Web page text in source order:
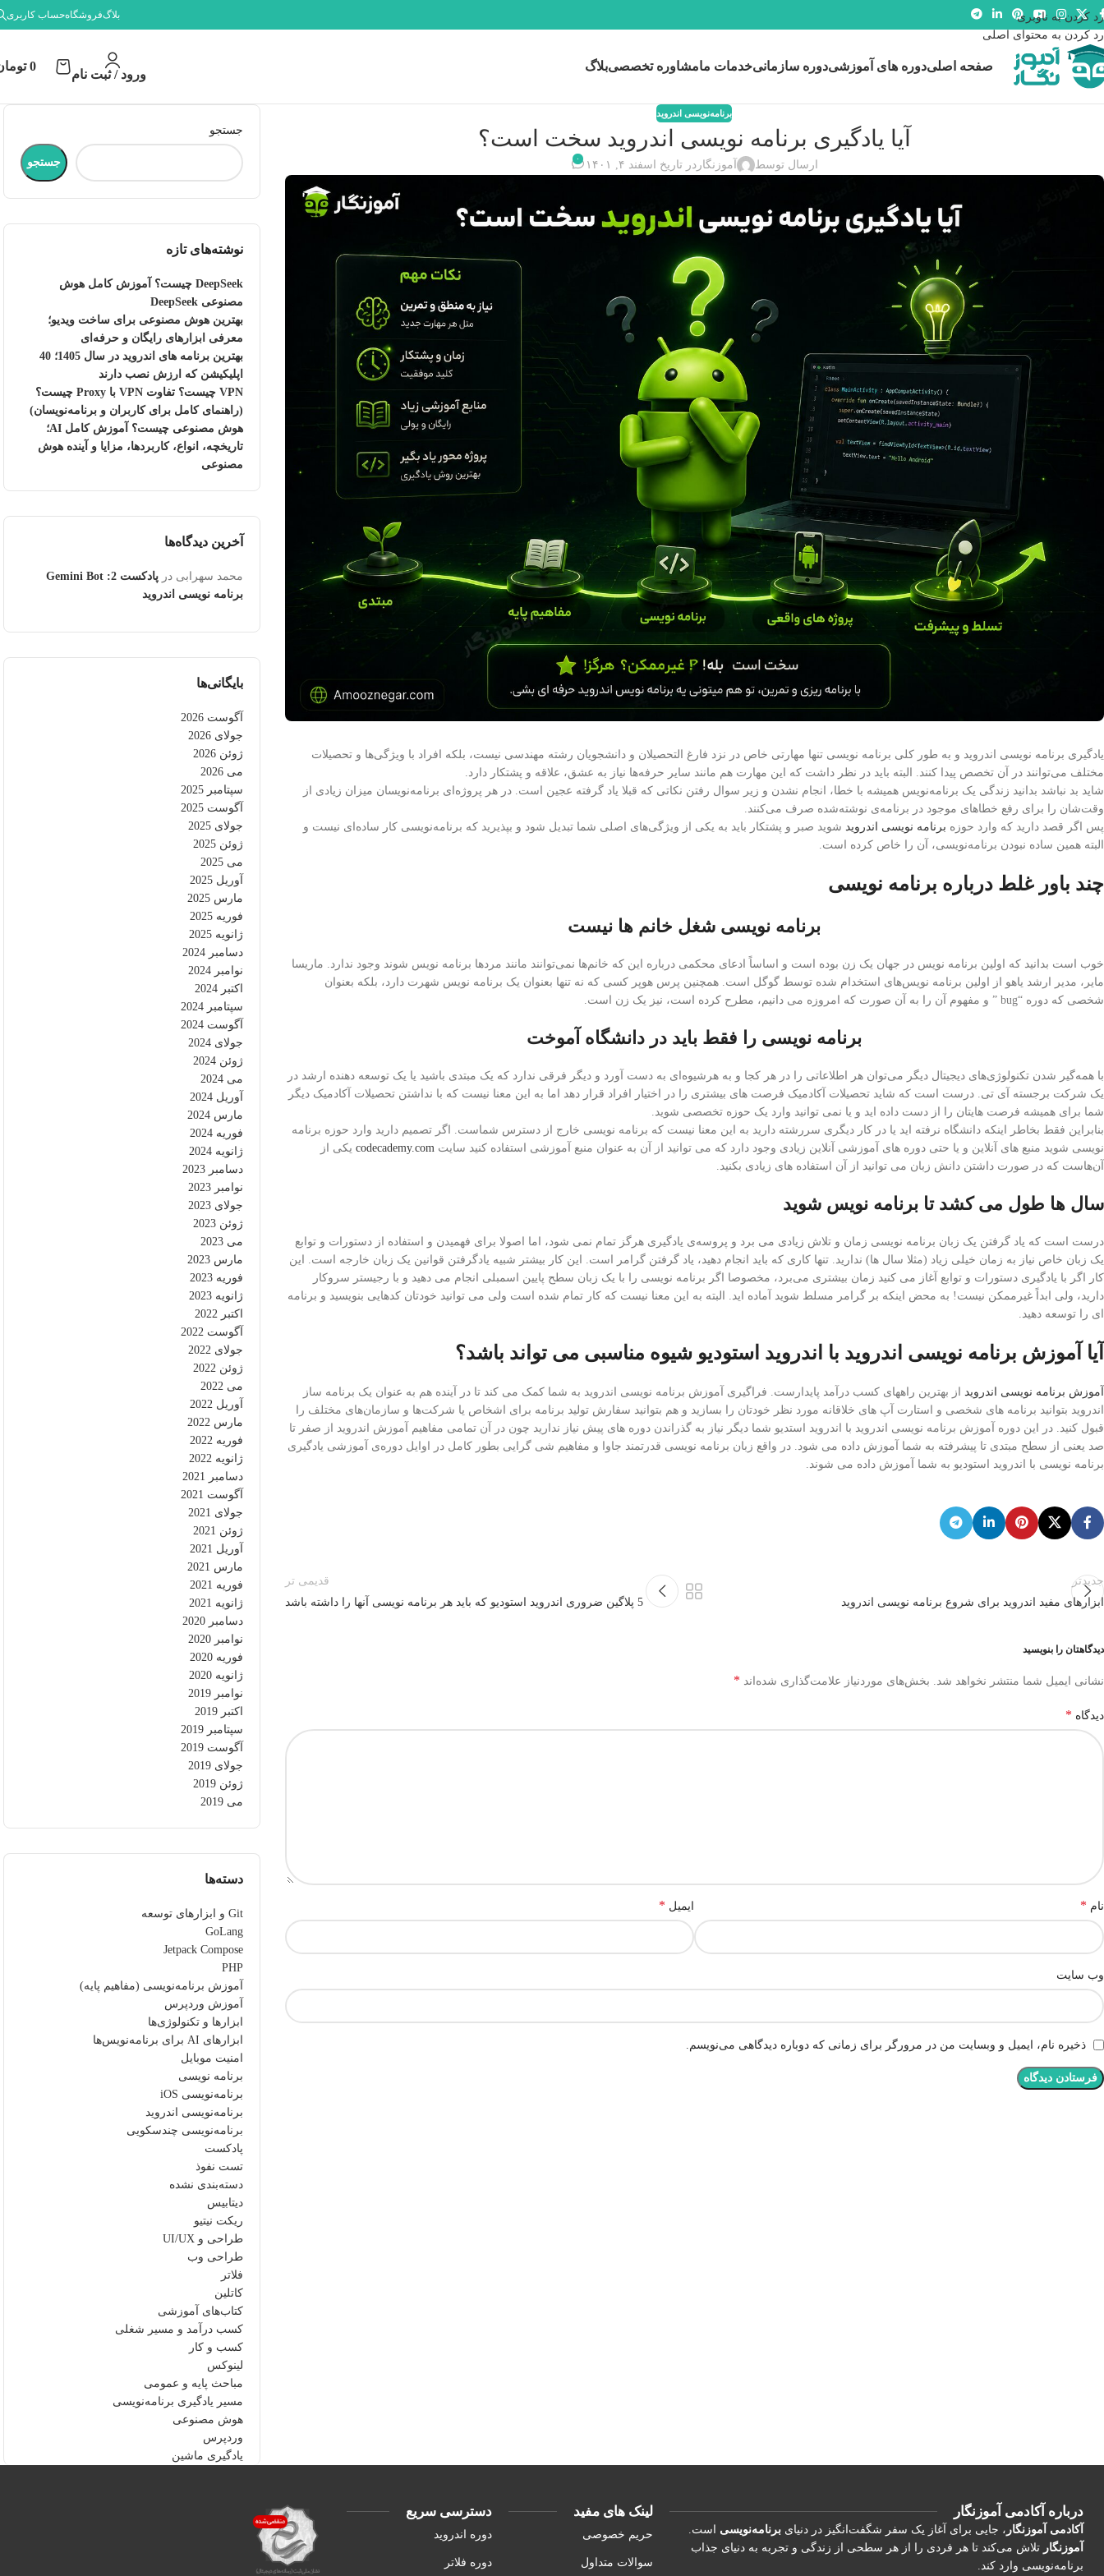
رد کردن به ناوبری
رد کردن به محتوای اصلی
بلاگفروشگاهحساب کاربری
صفحه اصلیدوره های آموزشیدوره سازمانیخدمات مامشاوره تخصصیبلاگ
ورود / ثبت نام
0
برنامه‌نویسی اندروید
آیا یادگیری برنامه نویسی اندروید سخت است؟
ارسال توسط آموزنگار در تاریخ اسفند ۴, ۱۴۰۱ ۰
یادگیری برنامه نویسی اندروید و به طور کلی برنامه نویسی تنها مهارتی خاص در نزد فارغ التحصیلان و دانشجویان رشته مهندسی نیست، بلکه افراد با ویژگی‌ها و تحصیلات
مختلف می‌توانند در آن تخصص پیدا کنند. البته باید در نظر داشت که این مهارت هم مانند سایر حرفه‌ها نیاز به عشق، علاقه و پشتکار دارد.
شاید بد نباشد بدانید زندگی یک برنامه‌نویس همیشه با خطا، انجام نشدن و زیر سوال رفتن نکاتی که قبلا یاد گرفته عجین است. در هر پروژه‌ای برنامه‌نویسان میزان زیادی از
وقت‌شان را برای رفع خطاهای موجود در برنامه‌ی نوشته‌شده صرف می‌کنند.
پس اگر قصد دارید که وارد حوزه برنامه نویسی اندروید شوید صبر و پشتکار باید به یکی از ویژگی‌های اصلی شما تبدیل شود و بپذیرید که برنامه‌نویسی کار ساده‌ای نیست و
البته همین ساده نبودن برنامه‌نویسی، آن را خاص کرده است.
چند باور غلط درباره برنامه نویسی
برنامه نویسی شغل خانم ها نیست
خوب است بدانید که اولین برنامه نویس در جهان یک زن بوده است و اساساً ادعای محکمی درباره این که خانم‌ها نمی‌توانند مانند مردها برنامه نویس شوند وجود ندارد. ماریسا
مایر، مدیر ارشد یاهو از اولین برنامه نویس‌های استخدام شده توسط گوگل است. همچنین پرس هوپر کسی که نه تنها بعنوان یک برنامه نویس شهرت دارد، بلکه بعنوان
شخصی که دوره “bug ” و مفهوم آن را به آن صورت که امروزه می دانیم، مطرح کرده است، نیز یک زن است.
برنامه نویسی را فقط باید در دانشگاه آموخت
با همه‌گیر شدن تکنولوژی‌های دیجیتال دیگر می‌توان هر اطلاعاتی را در هر کجا و به هرشیوه‌ای به دست آورد و دیگر فرقی ندارد که یک مبتدی باشید یا یک توسعه دهنده ارشد در
یک شرکت برجسته آی تی. درست است که شاید تحصیلات آکادمیک فرصت های بیشتری را در اختیار افراد قرار دهد اما به این معنا نیست که با نداشتن تحصیلات آکادمیک دیگر
شما برای همیشه فرصت هایتان را از دست داده اید و یا نمی توانید وارد یک حوزه تخصصی شوید.
بنابراین فقط بخاطر اینکه دانشگاه نرفته اید یا در کار دیگری سررشته دارید به این معنا نیست که برنامه نویسی خارج از دسترس شماست. اگر تصمیم دارید وارد حوزه برنامه
نویسی شوید منبع های آنلاین و یا حتی دوره های آموزشی آنلاین زیادی وجود دارد که می توانید از آن به عنوان منبع آموزشی استفاده کنید سایت codecademy.com یکی از
آن‌هاست که در صورت داشتن دانش زبان می توانید از آن استفاده های زیادی بکنید.
سال ها طول می کشد تا برنامه نویس شوید
درست است که یاد گرفتن یک زبان برنامه نویسی زمان و تلاش زیادی می برد و پروسه‌ی یادگیری هرگز تمام نمی شود، اما اصولا برای فهمیدن و استفاده از دستورات و توابع
یک زبان خاص نیاز به زمان خیلی زیاد (مثلا سال ها) ندارید. تنها کاری که باید انجام دهید، یاد گرفتن گرامر است. این کار بیشتر شبیه یادگرفتن قوانین یک زبان خارجه است. این
کار اگر با یادگیری دستورات و توابع آغاز می کنید زمان بیشتری می‌برد، مخصوصا اگر برنامه نویسی را با یک زبان سطح پایین اسمبلی انجام می دهید و با رجیستر سروکار
دارید، ولی ابداً غیرممکن نیست! به محض اینکه بر گرامر مسلط شوید آماده اید. البته به این معنا نیست که کار تمام شده است ولی می توانید خودتان کدهایی بنویسید و برنامه
ای را توسعه دهید.
آیا آموزش برنامه نویسی اندروید با اندروید استودیو شیوه مناسبی می تواند باشد؟
آموزش برنامه نویسی اندروید
از بهترین راههای کسب درآمد پایدارست. فراگیری آموزش برنامه نویسی اندروید به شما کمک می کند تا در آینده هم به عنوان یک برنامه ساز
اندروید بتوانید برنامه های شخصی و استارت آپ های خلاقانه مورد نظر خودتان را بسازید و هم بتوانید سفارش تولید برنامه برای اشخاص یا شرکت‌ها و سازمان‌های مختلف را
قبول کنید. در این دوره آموزش برنامه نویسی اندروید با اندروید استدیو شما دیگر نیاز به گذراندن دوره های پیش نیاز ندارید چون در آن تمامی مفاهیم آموزش اندروید از صفر تا
صد یعنی از سطح مبتدی تا پیشرفته به شما آموزش داده می شود. در واقع زبان برنامه نویسی قدرتمند جاوا و مفاهیم شی گرایی بطور کامل در اوایل دوره‌ی آموزشی یادگیری
برنامه نویسی با اندروید استودیو به شما آموزش داده می شوند.
جدیدتر
ابزارهای مفید اندروید برای شروع برنامه نویسی اندروید
قدیمی تر
5 پلاگین ضروری اندروید استودیو که باید هر برنامه نویسی آنها را داشته باشد
دیدگاهتان را بنویسید
نشانی ایمیل شما منتشر نخواهد شد. بخش‌های موردنیاز علامت‌گذاری شده‌اند *
دیدگاه *
نام * ایمیل *
وب‌ سایت
ذخیره نام، ایمیل و وبسایت من در مرورگر برای زمانی که دوباره دیدگاهی می‌نویسم.
جستجو
جستجو
نوشته‌های تازه
DeepSeek چیست؟ آموزش کامل هوش
مصنوعی DeepSeek
بهترین هوش مصنوعی برای ساخت ویدیو؛
معرفی ابزارهای رایگان و حرفه‌ای
بهترین برنامه های اندروید در سال 1405؛ 40
اپلیکیشن که ارزش نصب دارند
VPN چیست؟ تفاوت VPN با Proxy چیست؟
(راهنمای کامل برای کاربران و برنامه‌نویسان)
هوش مصنوعی چیست؟ آموزش کامل AI؛
تاریخچه، انواع، کاربردها، مزایا و آینده هوش
مصنوعی
آخرین دیدگاه‌ها
محمد سهرابی در
پادکست 2: Gemini Bot
برنامه نویسی اندروید
بایگانی‌ها
آگوست 2026
جولای 2026
ژوئن 2026
می 2026
سپتامبر 2025
آگوست 2025
جولای 2025
ژوئن 2025
می 2025
آوریل 2025
مارس 2025
فوریه 2025
ژانویه 2025
دسامبر 2024
نوامبر 2024
اکتبر 2024
سپتامبر 2024
آگوست 2024
جولای 2024
ژوئن 2024
می 2024
آوریل 2024
مارس 2024
فوریه 2024
ژانویه 2024
دسامبر 2023
نوامبر 2023
جولای 2023
ژوئن 2023
می 2023
مارس 2023
فوریه 2023
ژانویه 2023
اکتبر 2022
آگوست 2022
جولای 2022
ژوئن 2022
می 2022
آوریل 2022
مارس 2022
فوریه 2022
ژانویه 2022
دسامبر 2021
آگوست 2021
جولای 2021
ژوئن 2021
آوریل 2021
مارس 2021
فوریه 2021
ژانویه 2021
دسامبر 2020
نوامبر 2020
فوریه 2020
ژانویه 2020
نوامبر 2019
اکتبر 2019
سپتامبر 2019
آگوست 2019
جولای 2019
ژوئن 2019
می 2019
دسته‌ها
Git و ابزارهای توسعه
GoLang
Jetpack Compose
PHP
آموزش برنامه‌نویسی (مفاهیم پایه)
آموزش وردپرس
ابزارها و تکنولوژی‌ها
ابزارهای AI برای برنامه‌نویس‌ها
امنیت موبایل
برنامه نویسی
برنامه‌نویسی iOS
برنامه‌نویسی اندروید
برنامه‌نویسی چندسکویی
پادکست
تست نفوذ
دسته‌بندی نشده
دیتابیس
ریکت نیتیو
طراحی و UI/UX
طراحی وب
فلاتر
کاتلین
کتاب‌های آموزشی
کسب درآمد و مسیر شغلی
کسب و کار
لینوکس
مباحث پایه و عمومی
مسیر یادگیری برنامه‌نویسی
هوش مصنوعی
وردپرس
یادگیری ماشین
درباره آکادمی آموزنگار
آکادمی آموزنگار ، جایی برای آغاز یک سفر شگفت‌انگیز در دنیای برنامه‌نویسی است.
آموزنگار تلاش می‌کند تا هر فردی را از هر سطحی از زندگی و تجربه به دنیای جذاب
برنامه‌نویسی وارد کند.
لینک های مفید
حریم خصوصی
سوالات متداول
دسترسی سریع
دوره اندروید
دوره فلاتر